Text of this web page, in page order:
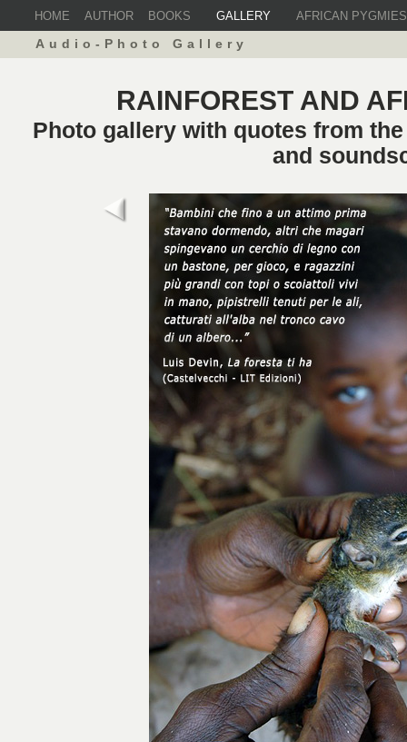
Audio-Photo Gallery
RAINFOREST AND
Photo gallery with quotes from
and
HOME AUTHOR BOOKS GALLERY AFRICAN PYGMIES